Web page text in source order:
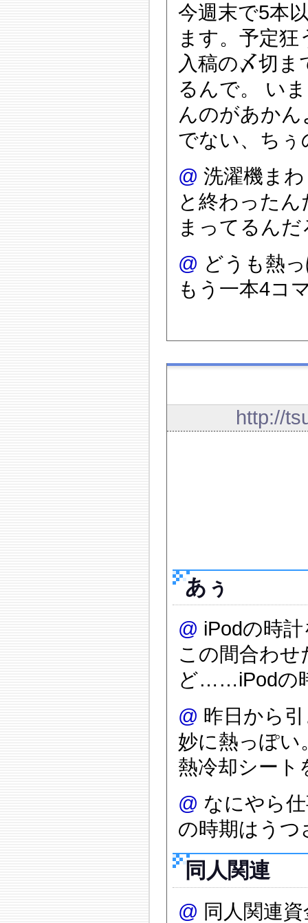
今週末で5本
ます。予定
入稿の〆切
るんで。 い
んのがあか
でない、ちぅ
@ 洗濯機ま
と終わった
まってるん
@ どうも熱
もう一本4コ
http://
あぅ
@ iPodの時
この間合わ
ど……iPodの
@ 昨日から
妙に熱っぽい
熱冷却シート
@ なにやら
の時期はう
同人関連
@ 同人関連